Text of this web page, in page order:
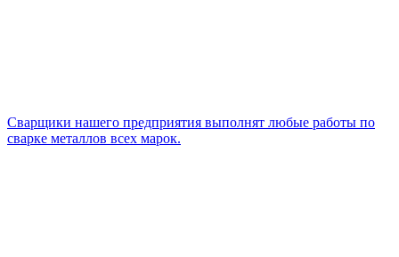
Cварщики нашего предприятия выполнят любые работы по
сварке металлов всех марок.